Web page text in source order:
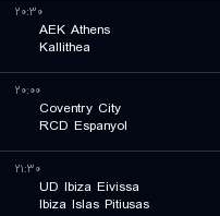
۲۰:۳۰
AEK Athens
Kallithea
۲۰:۰۰
Coventry City
RCD Espanyol
۲۱:۳۰
UD Ibiza Eivissa
Ibiza Islas Pitiusas